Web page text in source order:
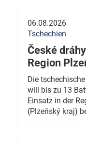
06.08.2026
Tschechien
České
Region
Die
will bis zu 13
Einsatz in der
(Plzeňský kraj)